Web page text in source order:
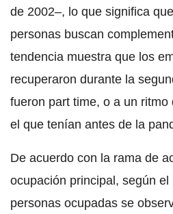
de 2002–, lo que significa
personas buscan
tendencia muestra que los
recuperaron durante la
fueron part time, o a un
el que tenían antes de la
De acuerdo con la rama de
ocupación principal, según
personas ocupadas se